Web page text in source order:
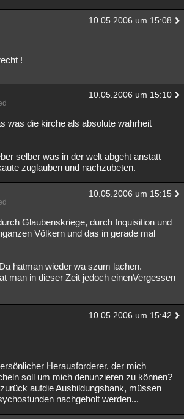
10.05.2006 um 15:08
!
10.05.2006 um 15:10
was die kirche als absolute wahrheit
selber was in der welt abgeht anstatt
zuglauben und nachzubeten.
10.05.2006 um 15:15
Glaubenskriege, durch Inquisition und
Völkern und das in gerade mal
hatman wieder wa szum lachen.
man in dieser Zeit jedoch einenVergessen
10.05.2006 um 15:42
Herausforderer, der mich
soll um mich denunzieren zu können?
aufdie Ausbildungsbank, müssen
nachgeholt werden...